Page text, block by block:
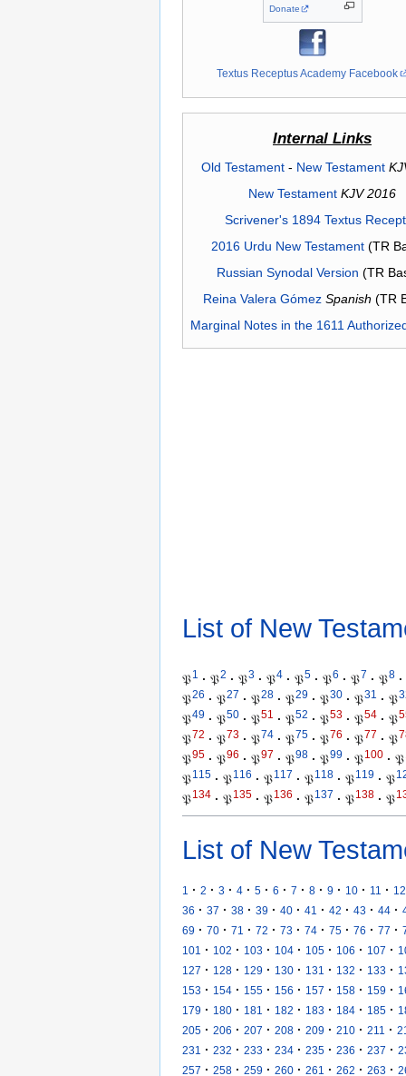
Donate
Textus Receptus Academy Facebook
Internal Links
Old Testament- New Testament
New Testament KJV 2016
Scrivener's 1894 Textus
2016 Urdu New Testament(TR
Russian Synodal Version (TR
Reina Valera Gómez Spanish (TR
Marginal Notes in the 1611
List of New
𝔓1 · 𝔓2 · 𝔓3 · 𝔓4 · 𝔓5 · 𝔓6 · 𝔓7 · 𝔓8 ·
𝔓26 · 𝔓27 · 𝔓28 · 𝔓29 · 𝔓30 · 𝔓31 · 𝔓
𝔓49 · 𝔓50 · 𝔓51 · 𝔓52 · 𝔓53 · 𝔓54 · 𝔓
𝔓72 · 𝔓73 · 𝔓74 · 𝔓75 · 𝔓76 · 𝔓77 · 𝔓
𝔓95 · 𝔓96 · 𝔓97 · 𝔓98 · 𝔓99 · 𝔓100 · 𝔓
𝔓115 · 𝔓116 · 𝔓117 · 𝔓118 · 𝔓119 · 𝔓
𝔓134 · 𝔓135 · 𝔓136 · 𝔓137 · 𝔓138 · 𝔓
List of New
1 · 2 · 3 · 4 · 5 · 6 · 7 · 8 · 9 · 10 · 11 · 12
36 · 37 · 38 · 39 · 40 · 41 · 42 · 43 · 44 ·
69 · 70 · 71 · 72 · 73 · 74 · 75 · 76 · 77 ·
101
· 102 · 103 · 104 · 105 · 106 · 107 ·
127 · 128 · 129 · 130 · 131 · 132 · 133 ·
153 · 154 · 155 · 156 · 157 · 158 · 159 ·
179 · 180 · 181 · 182 · 183 · 184 · 185 ·
205 · 206 · 207 · 208 · 209 · 210 · 211 ·
231
· 232 · 233 · 234 · 235 · 236 · 237 ·
257 · 258 · 259 · 260 · 261 · 262 · 263 ·